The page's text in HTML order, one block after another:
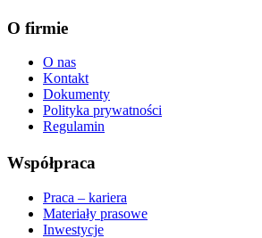
O firmie
O nas
Kontakt
Dokumenty
Polityka prywatności
Regulamin
Współpraca
Praca – kariera
Materiały prasowe
Inwestycje